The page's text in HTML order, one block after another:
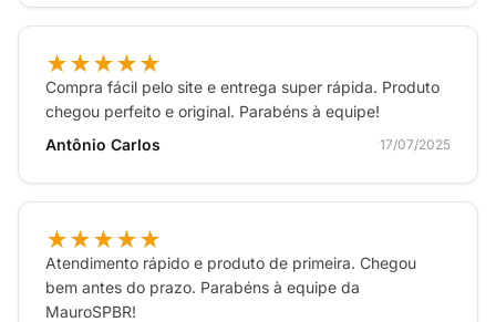
★★★★★
Compra fácil pelo site e entrega super rápida. Produto
chegou perfeito e original. Parabéns à equipe!
Antônio Carlos
17/07/2025
★★★★★
Atendimento rápido e produto de primeira. Chegou
bem antes do prazo. Parabéns à equipe da
MauroSPBR!